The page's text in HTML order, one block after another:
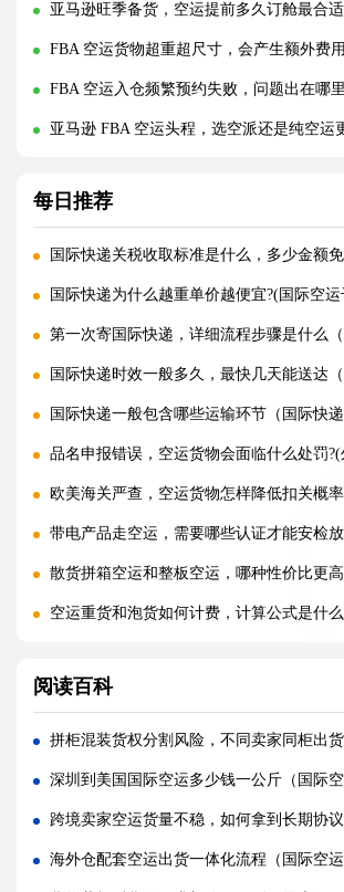
亚马逊旺季备货，空运提前多久订舱最合
FBA 空运货物超重超尺寸，会产生额外费
FBA 空运入仓频繁预约失败，问题出在哪
亚马逊 FBA 空运头程，选空派还是纯空运
每日推荐
国际快递关税收取标准是什么，多少金额
国际快递为什么越重单价越便宜?(国际空
第一次寄国际快递，详细流程步骤是什么
国际快递时效一般多久，最快几天能送达
国际快递一般包含哪些运输环节（国际快递
品名申报错误，空运货物会面临什么处罚
欧美海关严查，空运货物怎样降低扣关概
带电产品走空运，需要哪些认证才能安检
散货拼箱空运和整板空运，哪种性价比更
空运重货和泡货如何计费，计算公式是什
FBA 热门仓空运扎堆派送，如何拿到仓库
国际空运三单不一致，海关扣货如何快速
FBA 热门仓派送预约爆满，快递直送和海
空运标签受潮模糊，货物落地港口还能远
FBA 热门仓预约紧张，空运落地后怎样加
阅读百科
拼柜混装货权分割风险，不同卖家同柜出
深圳到美国国际空运多少钱一公斤（国际空
跨境卖家空运货量不稳，如何拿到长期协
海外仓配套空运出货一体化流程（国际空运